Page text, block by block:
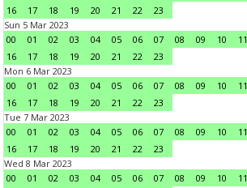
16
17 18 19 20 21 22
23
Sun 5 Mar 2023
00
01 02 03 04 05 06 07 08 09 10 11
16
17 18 19 20 21 22
23
Mon 6 Mar 2023
00
01 02 03 04 05 06 07 08 09 10 11
16
17 18 19 20 21 22
23
Tue 7 Mar 2023
00
01 02 03 04 05 06 07 08 09 10 11
16
17 18 19 20 21 22
23
Wed 8 Mar 2023
00
01 02 03 04 05 06 07 08 09 10 11